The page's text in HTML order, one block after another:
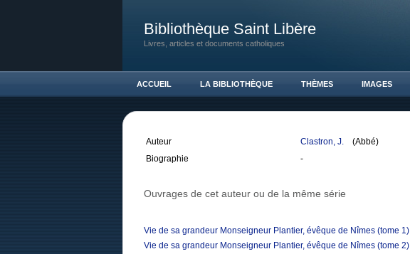
Bibliothèque Saint Libère
Livres, articles et documents catholiques
ACCUEIL LA BIBLIOTHÈQUE THÈMES IMAGES
Auteur Clastron, J.
(Abbé)
Biographie
-
Ouvrages de cet auteur ou de la même série
Vie de sa grandeur Monseigneur Plantier, évêque de Nîmes (tome 1)
Vie de sa grandeur Monseigneur Plantier, évêque de Nîmes (tome 2)